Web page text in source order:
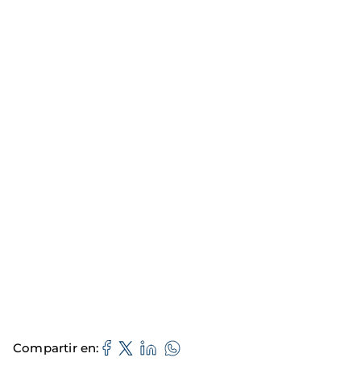
Compartir en